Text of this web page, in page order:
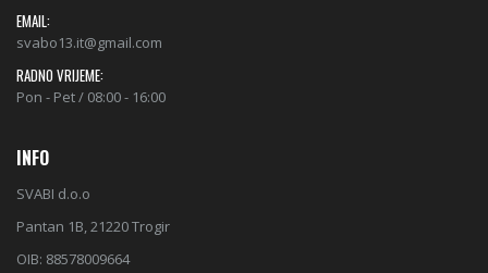
EMAIL:
svabo13.it@gmail.com
RADNO VRIJEME:
Pon - Pet / 08:00 - 16:00
INFO
SVABI d.o.o
Pantan 1B, 21220 Trogir
OIB: 88578009664